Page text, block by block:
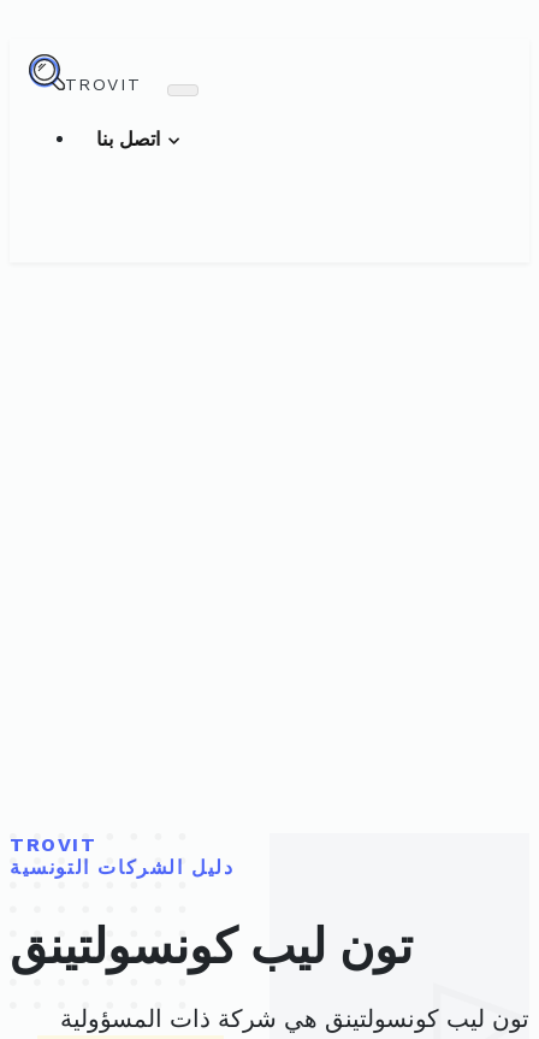
TROVIT
TROVIT
دليل الشركات التونسية
تون ليب كونسولتينق
تون ليب كونسولتينق هي شركة ذات المسؤولية